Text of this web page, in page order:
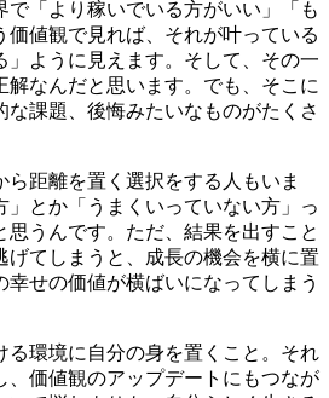
で「より稼いでいる方がいい」「も
価値観で見れば、それが叶っている
」ように見えます。そして、その一
解なんだと思います。でも、そこに
な課題、後悔みたいなものがたくさ
距離を置く選択をする人もいま
」とか「うまくいっていない方」っ
思うんです。ただ、結果を出すこと
げてしまうと、成長の機会を横に置
幸せの価値が横ばいになってしまう
る環境に自分の身を置くこと。それ
、価値観のアップデートにもつなが